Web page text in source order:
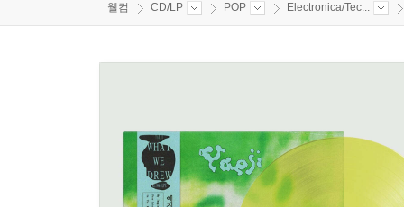
웰컴 CD/LP POP Electronica/Tec...